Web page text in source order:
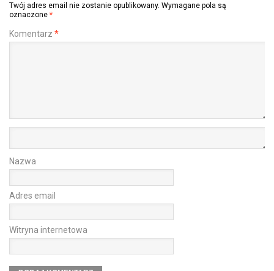
Twój adres email nie zostanie opublikowany. Wymagane pola są
oznaczone *
Komentarz *
Nazwa
Adres email
Witryna internetowa